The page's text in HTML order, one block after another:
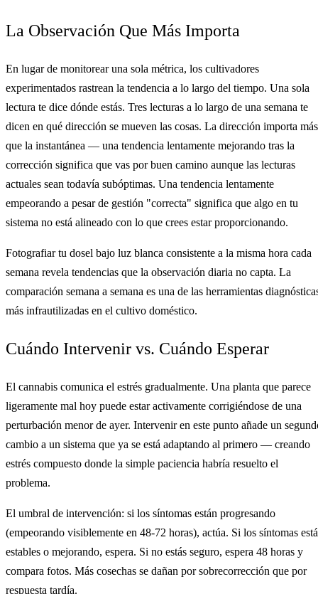
La Observación Que Más Importa
En lugar de monitorear una sola métrica, los cultivadores
experimentados rastrean la tendencia a lo largo del tiempo. Una sola
lectura te dice dónde estás. Tres lecturas a lo largo de una semana te
dicen en qué dirección se mueven las cosas. La dirección importa más
que la instantánea — una tendencia lentamente mejorando tras la
corrección significa que vas por buen camino aunque las lecturas
actuales sean todavía subóptimas. Una tendencia lentamente
empeorando a pesar de gestión "correcta" significa que algo en tu
sistema no está alineado con lo que crees estar proporcionando.
Fotografiar tu dosel bajo luz blanca consistente a la misma hora cada
semana revela tendencias que la observación diaria no capta. La
comparación semana a semana es una de las herramientas
más infrautilizadas en el cultivo doméstico.
Cuándo Intervenir vs. Cuándo Esperar
El cannabis comunica el estrés gradualmente. Una planta que parece
ligeramente mal hoy puede estar activamente corrigiéndose de una
perturbación menor de ayer. Intervenir en este punto añade un
cambio a un sistema que ya se está adaptando al primero — creando
estrés compuesto donde la simple paciencia habría resuelto el
problema.
El umbral de intervención: si los síntomas están progresando
(empeorando visiblemente en 48-72 horas), actúa. Si los síntomas
estables o mejorando, espera. Si no estás seguro, espera 48 horas y
compara fotos. Más cosechas se dañan por sobrecorrección que por
respuesta tardía.